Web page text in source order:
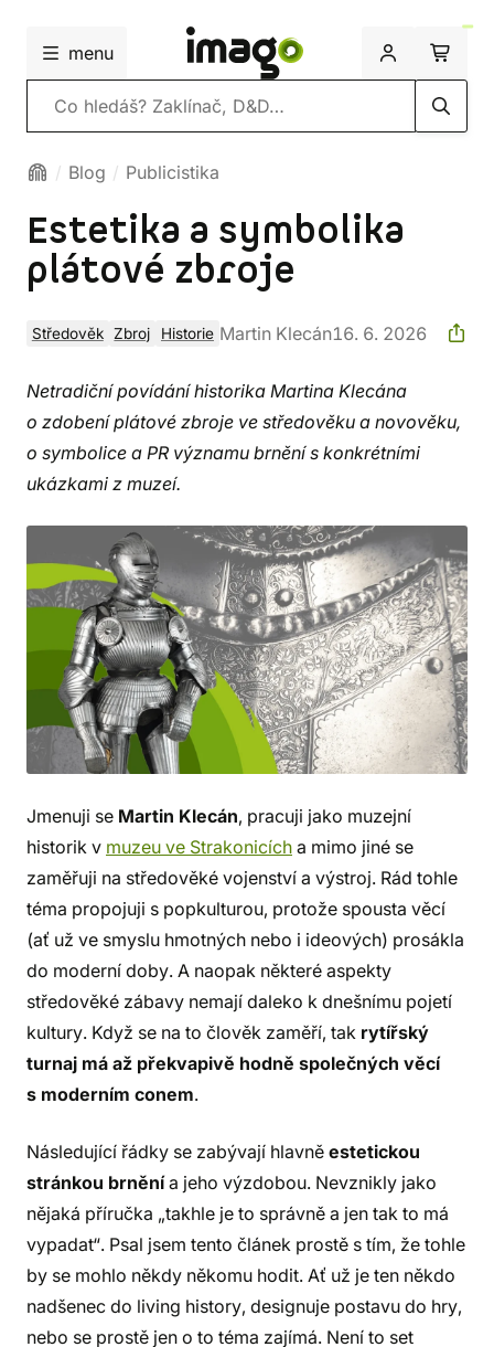
menu
Vyhledávání
Blog Publicistika
Estetika a symbolika
plátové zbroje
Středověk Zbroj Historie Martin Klecán16. 6. 2026
Netradiční povídání historika Martina Klecána
o zdobení plátové zbroje ve středověku a novověku,
o symbolice a PR významu brnění s konkrétními
ukázkami z muzeí.
Jmenuji se Martin Klecán, pracuji jako muzejní
historik v muzeu ve Strakonicích a mimo jiné se
zaměřuji na středověké vojenství a výstroj. Rád tohle
téma propojuji s popkulturou, protože spousta věcí
(ať už ve smyslu hmotných nebo i ideových) prosákla
do moderní doby. A naopak některé aspekty
středověké zábavy nemají daleko k dnešnímu pojetí
kultury. Když se na to člověk zaměří, tak rytířský
turnaj má až překvapivě hodně společných věcí
s moderním conem.
Následující řádky se zabývají hlavně estetickou
stránkou brněnía jeho výzdobou. Nevznikly jako
nějaká příručka „takhle je to správně a jen tak to má
vypadat“. Psal jsem tento článek prostě s tím, že tohle
by se mohlo někdy někomu hodit. Ať už je ten někdo
nadšenec do living history, designuje postavu do hry,
nebo se prostě jen o to téma zajímá. Není to set